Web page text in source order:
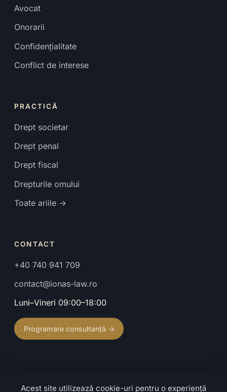
Avocat
Onorarii
Confidențialitate
Conflict de interese
PRACTICĂ
Drept societar
Drept penal
Drept fiscal
Drepturile omului
Toate ariile →
CONTACT
+40 740 941 709
contact@ionas-law.ro
Luni–Vineri 09:00–18:00
Programare consultanță →
Acest site utilizează cookie-uri pentru o experiență